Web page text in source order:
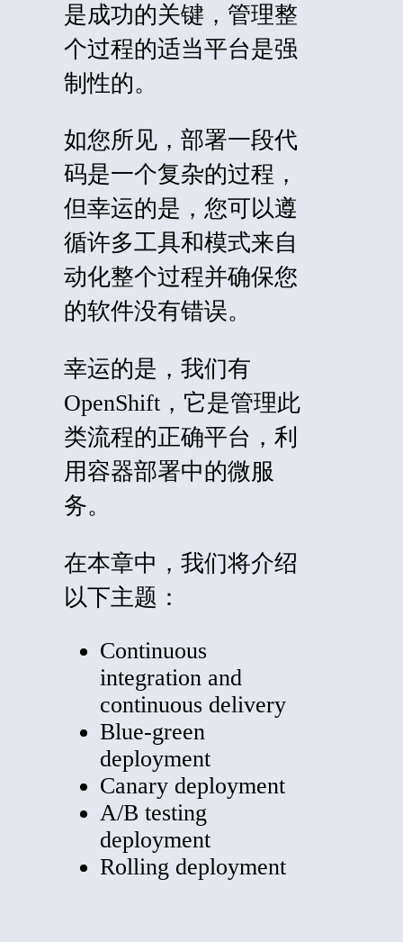
是成功的关键，管理整
个过程的适当平台是强
制性的。
如您所见，部署一段代
码是一个复杂的过程，
但幸运的是，您可以遵
循许多工具和模式来自
动化整个过程并确保您
的软件没有错误。
幸运的是，我们有
OpenShift，它是管理此
类流程的正确平台，利
用容器部署中的微服
务。
在本章中，我们将介绍
以下主题：
Continuous
integration and
continuous delivery
Blue-green
deployment
Canary deployment
A/B testing
deployment
Rolling deployment